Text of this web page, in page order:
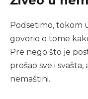
Podsetimo, tokom
govorio o tome
Pre nego što je
prošao sve i
nemaštini.